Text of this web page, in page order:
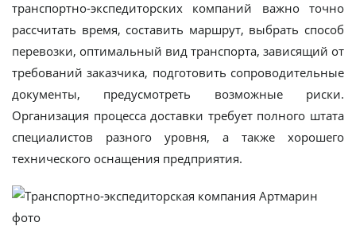
транспортно-экспедиторских компаний важно точно
рассчитать время, составить маршрут, выбрать способ
перевозки, оптимальный вид транспорта, зависящий от
требований заказчика, подготовить сопроводительные
документы, предусмотреть возможные риски.
Организация процесса доставки требует полного штата
специалистов разного уровня, а также хорошего
технического оснащения предприятия.